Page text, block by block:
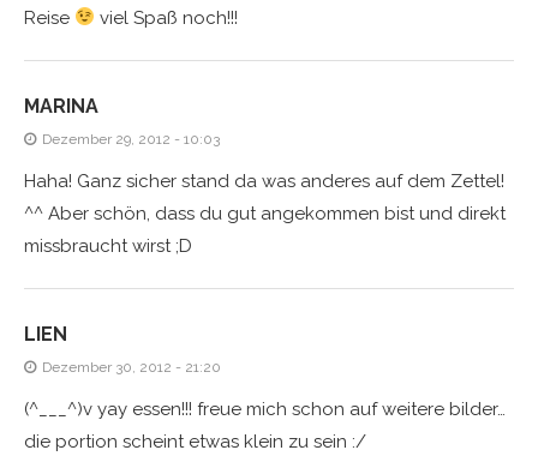
Reise
viel Spaß noch!!!
MARINA
Dezember 29, 2012 - 10:03
Haha! Ganz sicher stand da was anderes auf dem Zettel!
^^ Aber schön, dass du gut angekommen bist und direkt
missbraucht wirst ;D
LIEN
Dezember 30, 2012 - 21:20
(^___^)v yay essen!!! freue mich schon auf weitere bilder…
die portion scheint etwas klein zu sein :/